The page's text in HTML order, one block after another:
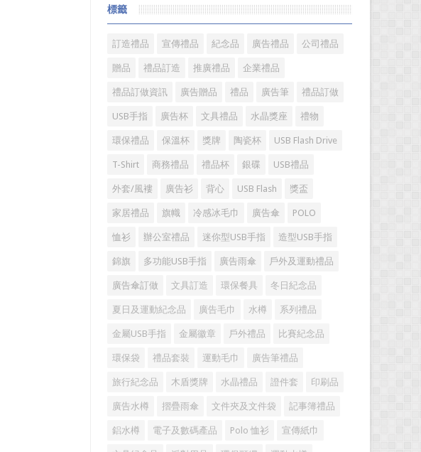
颱曆掛曆製作流程 1、專版颱曆掛曆是相對於通用內容
的颱曆掛曆而言，根據您的要求進行單獨的設計、製作、印
刷。內容...
標籤
訂造禮品 宣傳禮品 紀念品 廣告禮品 公司禮品
贈品 禮品訂造 推廣禮品 企業禮品
禮品訂做資訊 廣告贈品 禮品 廣告筆 禮品訂做
USB手指 廣告杯 文具禮品 水晶獎座 禮物
環保禮品 保溫杯 獎牌 陶瓷杯 USB Flash Drive
T-Shirt 商務禮品 禮品杯 銀碟 USB禮品
外套/風褸 廣告衫 背心 USB Flash 獎盃
家居禮品 旗幟 冷感冰毛巾 廣告傘 POLO
恤衫 辦公室禮品 迷你型USB手指 造型USB手指
錦旗 多功能USB手指 廣告雨傘 戶外及運動禮品
廣告傘訂做 文具訂造 環保餐具 冬日紀念品
夏日及運動紀念品 廣告毛巾 水樽 系列禮品
金屬USB手指 金屬徽章 戶外禮品 比賽紀念品
環保袋 禮品套裝 運動毛巾 廣告筆禮品
旅行紀念品 木盾獎牌 水晶禮品 證件套 印刷品
廣告水樽 摺疊雨傘 文件夾及文件袋 記事簿禮品
鋁水樽 電子及數碼產品 Polo 恤衫 宣傳紙巾